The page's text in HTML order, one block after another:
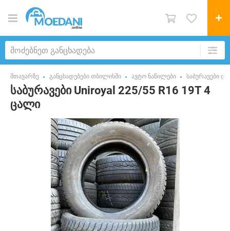
მთავარზე განცხადებები თბილისში ავტო ნაწილები საბურავები
საბურავები Uniroyal 225/55 R16 19T 4
ცალი